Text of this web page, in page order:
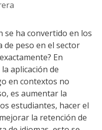
se ha convertido en los
de peso en el sector
En
aplicación de
en contextos no
es aumentar la
estudiantes, hacer el
la retención de